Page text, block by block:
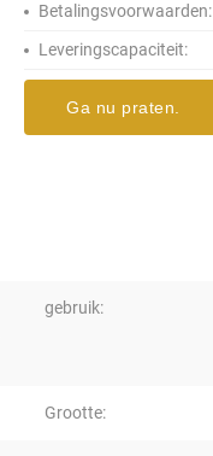
Betalingsvoorwaarden:
Leveringscapaciteit:
Ga nu praten.
gebruik:
Grootte: